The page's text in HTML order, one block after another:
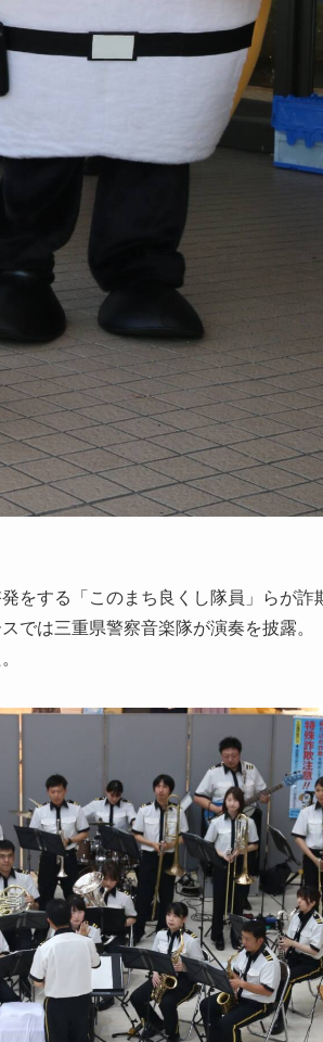
をする「このまち良くし隊員」らが詐
では三重県警察音楽隊が演奏を披露